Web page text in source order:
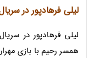
لیلی فرهادپور در
لیلی فرهادپور در
همسر رحیم با بازی